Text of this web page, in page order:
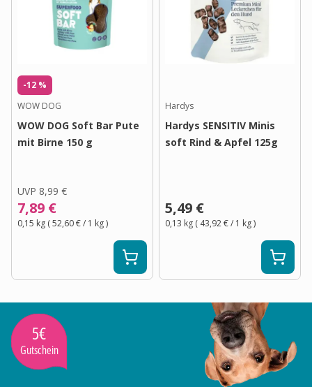
-12 %
WOW DOG
WOW DOG Soft Bar Pute
mit Birne 150 g
UVP 8,99 €
7,89 €
0,15 kg (52,60 €/ 1 kg)
Hardys
Hardys SENSITIV Minis
soft Rind & Apfel 125g
5,49 €
0,13 kg ( 43,92 €/ 1 kg)
5€
Gutschein